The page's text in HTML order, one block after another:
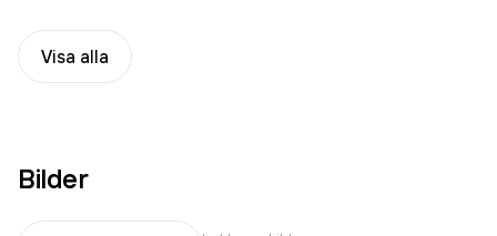
Visa alla
Bilder